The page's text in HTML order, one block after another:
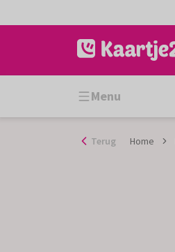
naar
Menu
Terug Home